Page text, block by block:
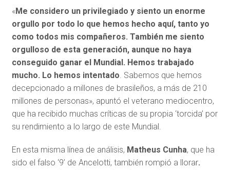
«Me considero un privilegiado y siento un enorme
orgullo por todo lo que hemos hecho aquí, tanto yo
como todos mis compañeros. También me siento
orgulloso de esta generación, aunque no haya
conseguido ganar el Mundial. Hemos trabajado
mucho. Lo hemos intentado. Sabemos que hemos
decepcionado a millones de brasileños, a más de 210
millones de personas», apuntó el veterano mediocentro,
que ha recibido muchas críticas de su propia ‘torcida’ por
su rendimiento a lo largo de este Mundial.
En esta misma línea de análisis, Matheus Cunha, que ha
sido el falso ‘9’ de Ancelotti, también rompió a llorar.